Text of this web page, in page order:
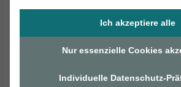
Ich akzeptiere alle
Nur essenzielle Cookies
Individuelle Datenschutz-